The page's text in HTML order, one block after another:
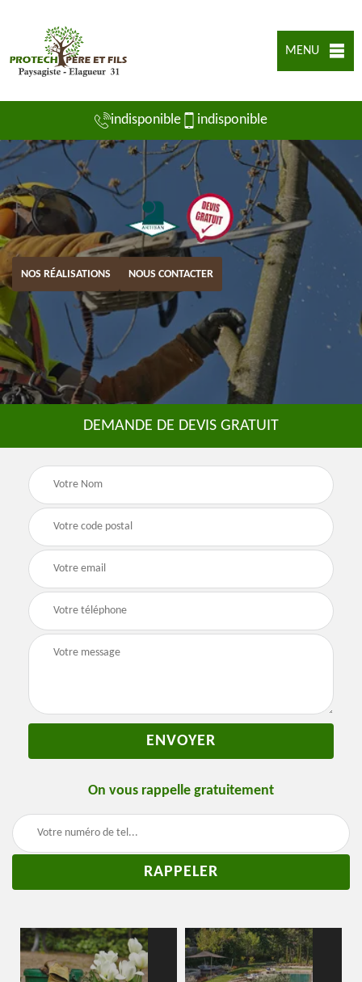
MENU
indisponible indisponible
NOS RÉALISATIONS NOUS CONTACTER
DEMANDE DE DEVIS GRATUIT
On vous rappelle gratuitement